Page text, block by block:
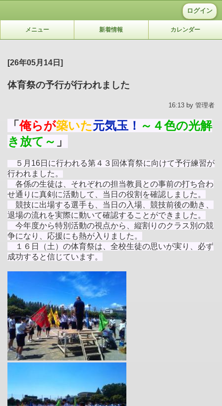
ログイン
メニュー 新着情報 カレンダー
[26年05月14日]
体育祭の予行が行われました
16:13 by 管理者
「俺らが築いた元気玉！ ～４色の光解
き放て～ 」
５月16日に行われる第４３回体育祭に向けて予行練習が
行われました。
各係の生徒は、それぞれの担当教員との事前の打ち合わ
せ通りに真剣に活動して、当日の役割を確認しました。
競技に出場する選手も、当日の入場、競技前後の動き、
退場の流れを実際に動いて確認することができました。
今年度から特別活動の視点から、縦割りのクラス別の競
争になり、応援にも熱が入りました。
１６日（土）の体育祭は 、全校生徒の思いが実り、必ず
成功すると信じています。